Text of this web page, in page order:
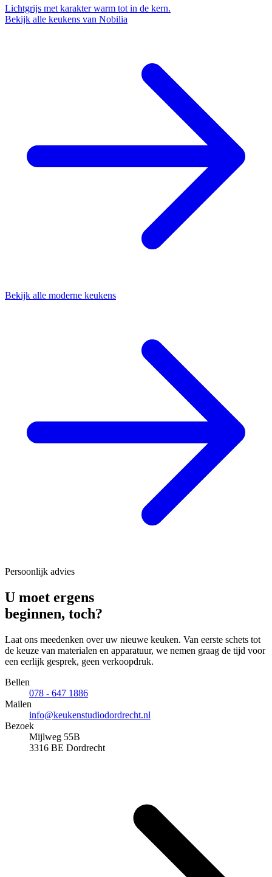
Lichtgrijs met karakterwarm tot in de kern.
Bekijk alle keukens van Nobilia
Bekijk alle moderne keukens
Persoonlijk advies
U moet ergens
beginnen, toch?
Laat ons meedenken over uw nieuwe keuken. Van eerste schets tot
de keuze van materialen en apparatuur, we nemen graag de tijd voor
een eerlijk gesprek, geen verkoopdruk.
Bellen
078 - 647 1886
Mailen
info@keukenstudiodordrecht.nl
Bezoek
Mijlweg 55B
3316 BE Dordrecht